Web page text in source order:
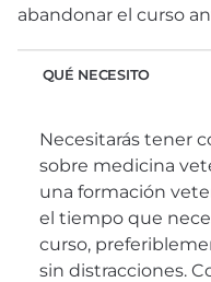
abandonar el curso
QUÉ NECESITO
Necesitarás tener
sobre medicina
una formación
el tiempo que
curso,
sin distracciones.